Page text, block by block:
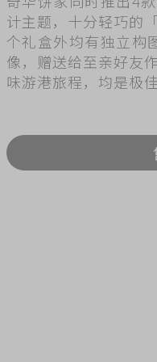
计主题，十分轻巧的
个礼盒外均有独立构
像，赠送给至亲好友
味游港旅程，均是极佳